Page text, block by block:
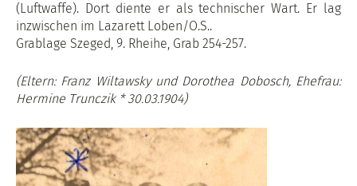
(Luftwaffe). Dort diente er als technischer Wart. Er lag
inzwischen im Lazarett Loben/O.S..
Grablage Szeged, 9. Rheihe, Grab 254-257.
(Eltern: Franz Wiltawsky und Dorothea Dobosch, Ehefrau:
Hermine Trunczik * 30.03.1904)